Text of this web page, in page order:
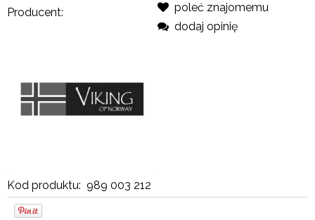
Producent:
Kod produktu: 989 003 212
poleć znajomemu
dodaj opinię